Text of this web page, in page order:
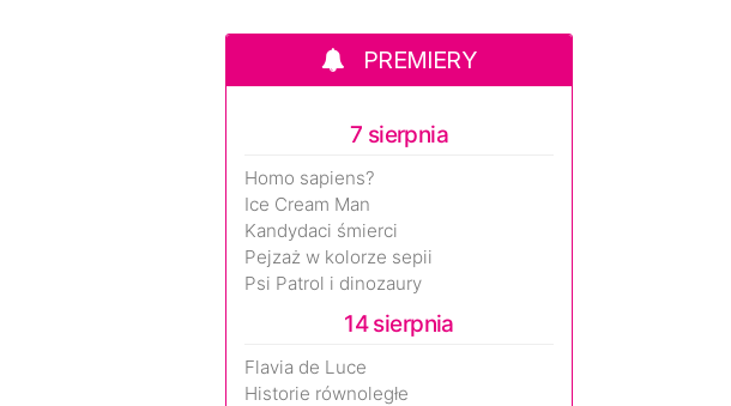
PREMIERY
7 sierpnia
Homo sapiens?
Ice Cream Man
Kandydaci śmierci
Pejzaż w kolorze sepii
Psi Patrol i dinozaury
14 sierpnia
Flavia de Luce
Historie równoległe